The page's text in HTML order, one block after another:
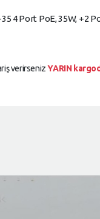
4 Port PoE, 35W, +2
verirsenizYARIN